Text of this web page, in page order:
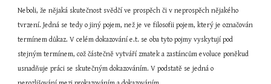
Neboli, že nějaká skutečnost svědčí ve prospěch či v neprospěch nějakého
tvrzení. Jedná se tedy o jiný pojem, než je ve filosofii pojem, který je označován
termínem důkaz. V celém dokazování e.t. se oba tyto pojmy vyskytují pod
stejným termínem, což částečně vytváří zmatek a zastáncům evoluce poněkud
usnadňuje práci se skutečným dokazováním. V podstatě se jedná o